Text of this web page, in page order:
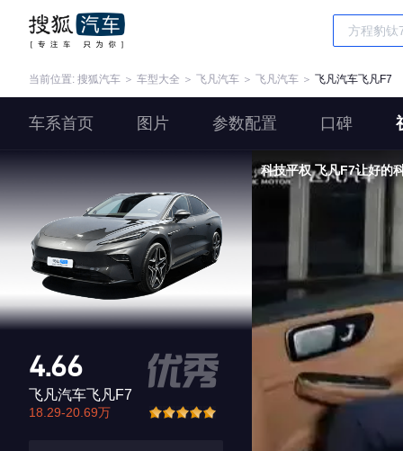
当前位置: 搜狐汽车 ＞ 车型大全 ＞ 飞凡汽车 ＞ 飞凡汽车 ＞ 飞凡汽车飞凡F7
车系首页 图片 参数配置 口碑
4.66
飞凡汽车飞凡F7
18.29-20.69万
科技平权 飞凡F7让好的